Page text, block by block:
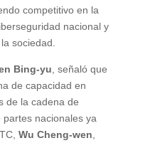
competitivo en la
nacional y
sociedad.
Bing-yu , señaló que
de capacidad en
de la cadena de
nacionales ya
Wu Cheng-wen